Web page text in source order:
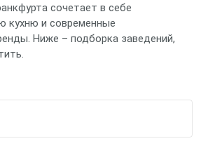
сочетает в себе
кухню и современные
Ниже – подборка заведений,